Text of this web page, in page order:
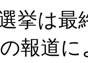
挙は最
報道